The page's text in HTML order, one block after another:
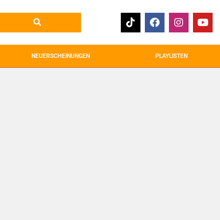
NEUERSCHEINUNGEN PLAYLISTEN